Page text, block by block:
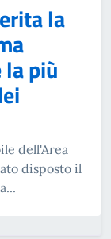
la
più
dell'Area
disposto il